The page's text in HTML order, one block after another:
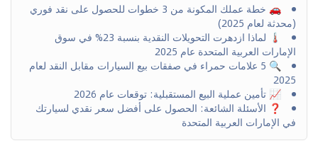
🚗 خطة عملك المكونة من 3 خطوات للحصول على نقد فوري
(محدثة لعام 2025)
🌡 لماذا ازدهرت التحويلات النقدية بنسبة 23% في سوق
الإمارات العربية المتحدة عام 2025
🔍 5 علامات حمراء في صفقات بيع السيارات مقابل النقد لعام
2025
📈 تأمين عملية البيع المستقبلية: توقعات عام 2026
❓ الأسئلة الشائعة: الحصول على أفضل سعر نقدي لسيارتك
في الإمارات العربية المتحدة